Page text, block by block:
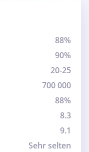
88%
90%
20-25
700 000
88%
8.3
9.1
Sehr selten